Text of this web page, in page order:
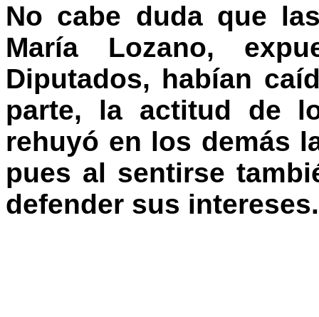
No cabe duda que
María Lozano,
Diputados, habían
parte, la actitud de
rehuyó en los demás
pues al sentirse
defender sus intereses.